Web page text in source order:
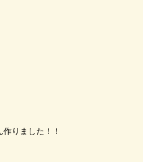
りました！！